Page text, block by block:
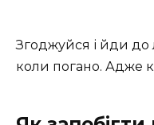
Згоджуйся і йди до
коли погано. Адже